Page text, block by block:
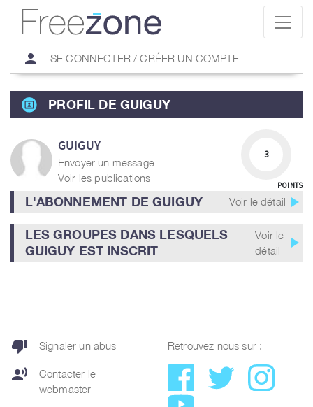
person SE CONNECTER / CRÉER UN COMPTE
PROFIL DE GUIGUY
GUIGUY
Envoyer un message
Voir les publications
3
POINTS
L'ABONNEMENT DE GUIGUY Voir le détail play_arrow
LES GROUPES DANS LESQUELS
GUIGUY EST INSCRIT
Voir le
détail
play_arrow
thumb_down Signaler un abus
record_voice_over
Contacter le
webmaster
Retrouvez nous sur :